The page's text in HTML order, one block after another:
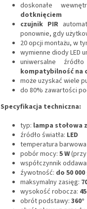
doskonałe
dotknięciem
czujnik PIR
ponownie, gdy
20 opcji montażu, w
wymienne diody LED
uniwersalne
kompatybilność na
może uzyskać wiele
do 80% zawartości
Specyfikacja techniczna:
typ: lampa stołowa
źródło światła: LED
temperatura barwowa
pobór mocy: 5 W
współczynnik
źywotność: do 50
maksymalny zasięg:
wysokość robocza:
obrót podstawy: 360°